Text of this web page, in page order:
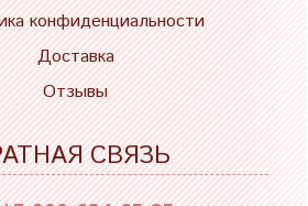
конфиденциальности
Доставка
Отзывы
СВЯЗЬ